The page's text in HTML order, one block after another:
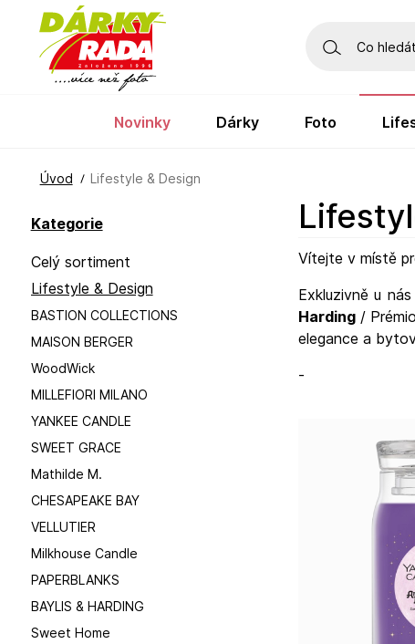
Kategorie
Celý sortiment
Lifestyle & Design
BASTION COLLECTIONS
MAISON BERGER
WoodWick
MILLEFIORI MILANO
YANKEE CANDLE
SWEET GRACE
Mathilde M.
CHESAPEAKE BAY
VELLUTIER
Milkhouse Candle
PAPERBLANKS
BAYLIS & HARDING
Sweet Home
Vítejte v místě
Exkluzivně u
Harding/
elegance a
-
Úvod Lifestyle & Design
novinky dárky foto